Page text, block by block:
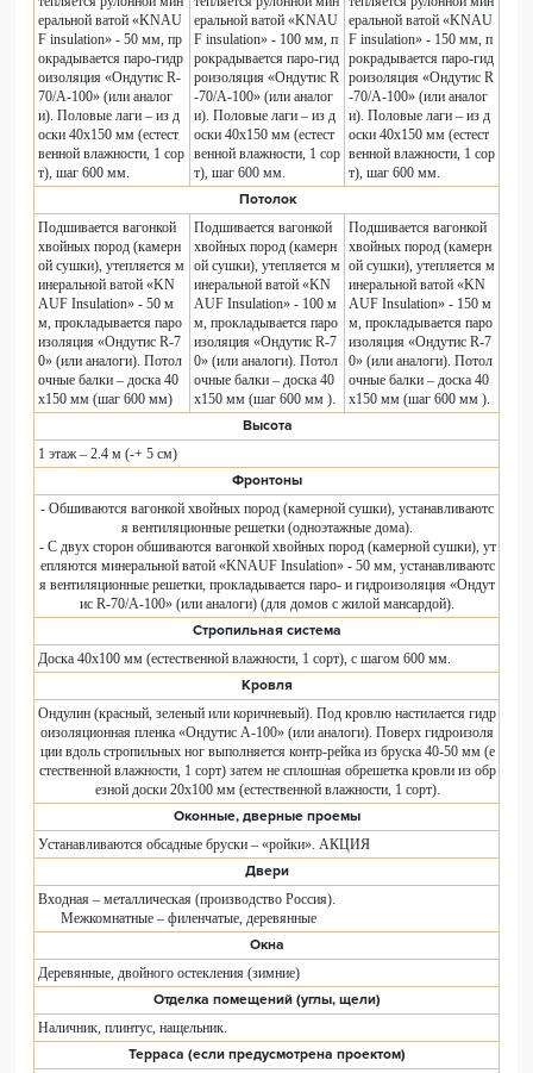
еральной ватой «KNAU
F insulation» - 50 мм, пр
окрадывается паро-гидр
оизоляция «Ондутис R-
70/A-100» (или аналог
и). Половые лаги – из д
оски 40х150 мм (естест
венной влажности, 1 сор
т), шаг 600 мм.
еральной ватой «KNAU
F insulation» - 100 мм, п
рокрадывается паро-гид
роизоляция «Ондутис R
-70/A-100» (или аналог
и). Половые лаги – из д
оски 40х150 мм (естест
венной влажности, 1 сор
т), шаг 600 мм.
еральной ватой «KNAU
F insulation» - 150 мм, п
рокрадывается паро-гид
роизоляция «Ондутис R
-70/A-100» (или аналог
и). Половые лаги – из д
оски 40х150 мм (естест
венной влажности, 1 сор
т), шаг 600 мм.
Потолок
Подшивается вагонкой
хвойных пород (камерн
ой сушки), утепляется м
инеральной ватой «KN
AUF Insulation» - 50 м
м, прокладывается паро
изоляция «Ондутис R-7
0» (или аналоги). Потол
очные балки – доска 40
х150 мм (шаг 600 мм)
Подшивается вагонкой
хвойных пород (камерн
ой сушки), утепляется м
инеральной ватой «KN
AUF Insulation» - 100 м
м, прокладывается паро
изоляция «Ондутис R-7
0» (или аналоги). Потол
очные балки – доска 40
х150 мм (шаг 600 мм ).
Подшивается вагонкой
хвойных пород (камерн
ой сушки), утепляется м
инеральной ватой «KN
AUF Insulation» - 150 м
м, прокладывается паро
изоляция «Ондутис R-7
0» (или аналоги). Потол
очные балки – доска 40
х150 мм (шаг 600 мм ).
Высота
1 этаж – 2.4 м (-+ 5 см)
Фронтоны
- Обшиваются вагонкой хвойных пород (камерной сушки), устанавливаютс
я вентиляционные решетки (одноэтажные дома).
- С двух сторон обшиваются вагонкой хвойных пород (камерной сушки), ут
епляются минеральной ватой «KNAUF Insulation» - 50 мм, устанавливаютс
я вентиляционные решетки, прокладывается паро- и гидроизоляция «Ондут
ис R-70/A-100» (или аналоги) (для домов с жилой мансардой).
Стропильная система
Доска 40х100 мм (естественной влажности, 1 сорт), с шагом 600 мм.
Кровля
Ондулин (красный, зеленый или коричневый). Под кровлю настилается гидр
оизоляционная пленка «Ондутис A-100» (или аналоги). Поверх гидроизоля
ции вдоль стропильных ног выполняется контр-рейка из бруска 40-50 мм (е
стественной влажности, 1 сорт) затем не сплошная обрешетка кровли из обр
езной доски 20х100 мм (естественной влажности, 1 сорт).
Оконные, дверные проемы
Устанавливаются обсадные бруски – «ройки». АКЦИЯ
Двери
Входная – металлическая (производство Россия).
Межкомнатные – филенчатые, деревянные
Окна
Деревянные, двойного остекления (зимние)
Отделка помещений (углы, щели)
Наличник, плинтус, нащельник.
Терраса (если предусмотрена проектом)